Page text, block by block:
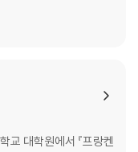
교 대학원에서 『프랑켄